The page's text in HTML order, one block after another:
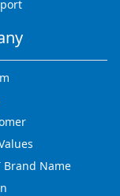
Brand Name